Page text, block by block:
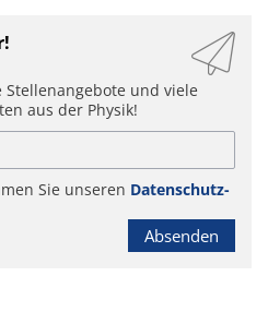
und viele
aus der Physik!
Sie unseren Datenschutz-
Absenden